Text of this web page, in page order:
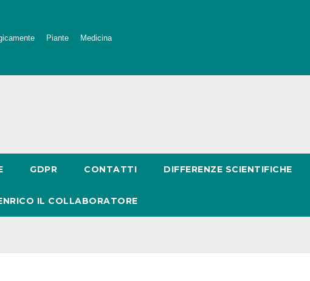
Piante Medicina
GDPR CONTATTI DIFFERENZE SCIENTIFICHE
IL COLLABORATORE